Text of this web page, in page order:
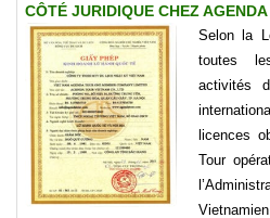
CÔTÉ JURIDIQUE CHEZ
Selon la
toutes
activités
licences
Tour